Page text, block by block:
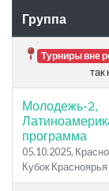
Группа
Турниры вне
так
Молодежь-2,
программа
05.10.2025,
Кубок